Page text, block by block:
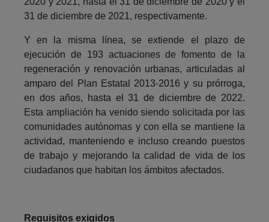
31 de diciembre de 2021, respectivamente.
Y en la misma línea, se extiende el plazo de
ejecución de 193 actuaciones de fomento de la
regeneración y renovación urbanas, articuladas al
amparo del Plan Estatal 2013-2016 y su prórroga,
en dos años, hasta el 31 de diciembre de 2022.
Esta ampliación ha venido siendo solicitada por las
comunidades autónomas y con ella se mantiene la
actividad, manteniendo e incluso creando puestos
de trabajo y mejorando la calidad de vida de los
ciudadanos que habitan los ámbitos afectados.
Requisitos exigidos